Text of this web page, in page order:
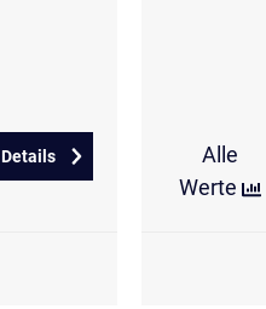
Details
zu Hyundai KONA Elektro
Alle
Werte